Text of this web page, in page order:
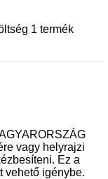
1 termék
vagy helyrajzi
Ez a
vehető igénybe.